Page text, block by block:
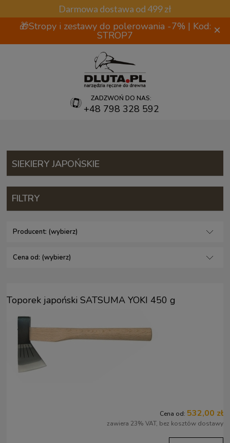
Darmowa dostawa od 499 zł
🎁Stropy i zestawy do polerowania -7% | Kod:
STROP7 ×
ZADZWOŃ DO NAS:
+48 798 328 592
SIEKIERY JAPOŃSKIE
FILTRY
Producent: (wybierz)
Cena od: (wybierz)
Toporek japoński SATSUMA YOKI 450 g
Cena od: 532,00 zł
zawiera 23% VAT, bez kosztów dostawy